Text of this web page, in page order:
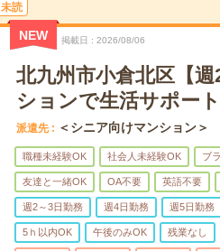
未読
NEW 掲載日 2026/08/06
北九州市小倉北区【
ションで生活サポート
派遣先 ＜シニア向けマンション＞
職種未経験OK 社会人未経験OK ブ
友達と一緒OK OA不要 英語不要
週2～3日勤務 週4日勤務 週5日勤務
5ｈ以内OK 午後のみOK 残業なし